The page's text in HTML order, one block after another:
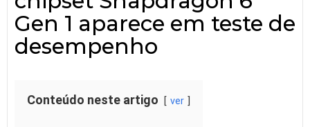
Gen 1 aparece em teste de
desempenho
Conteúdo neste artigo ver